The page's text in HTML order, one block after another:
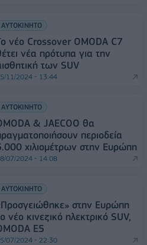
ΑΥΤΟΚΙΝΗΤΟ
νέο Crossover OMODA C7
νέα πρότυπα για την
των SUV
11/2024 - 13:44
ΑΥΤΟΚΙΝΗΤΟ
& JAECOO θα
περιοδεία
χιλιομέτρων στην Ευρώπη
07/2024 - 14:08
ΑΥΤΟΚΙΝΗΤΟ
στην Ευρώπη
νέο κινεζικό ηλεκτρικό SUV,
E5
07/2024 - 22:30